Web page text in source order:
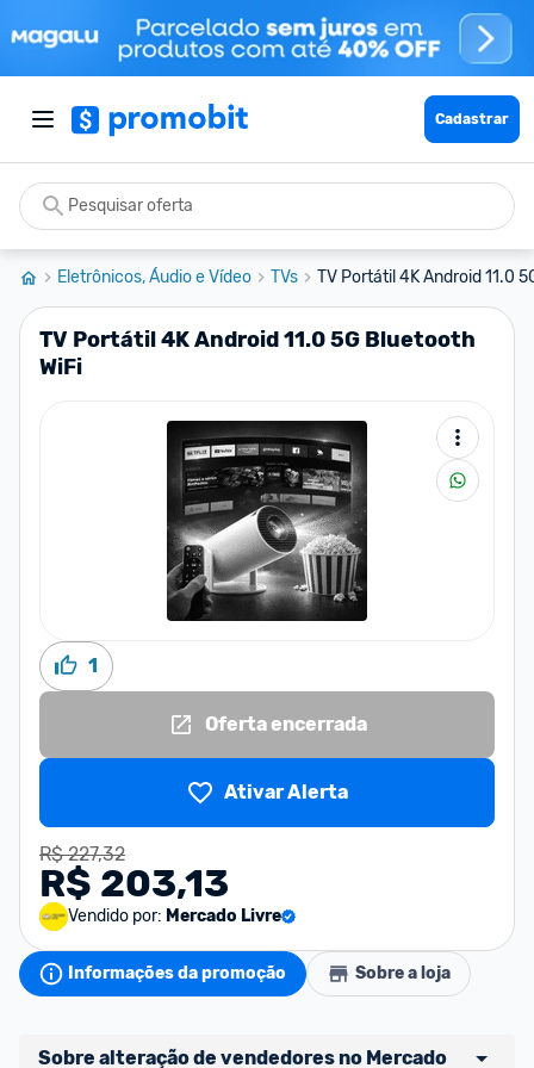
Cadastrar
Eletrônicos, Áudio e Vídeo TVs TV Portátil 4K Android 11.0
TV Portátil 4K Android 11.0 5G Bluetooth
WiFi
1
Oferta encerrada
Ativar Alerta
R$ 227,32
R$ 203,13
Vendido por: Mercado Livre
Informações da promoção Sobre a loja
Sobre alteração de vendedores no Mercado